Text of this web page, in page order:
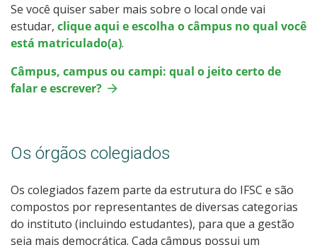
Se você quiser saber mais sobre o local onde vai
estudar, clique aqui e escolha o câmpus no qual você
está matriculado(a).
Câmpus, campus ou campi: qual o jeito certo de
falar e escrever?
Os órgãos colegiados
Os colegiados fazem parte da estrutura do IFSC e são
compostos por representantes de diversas categorias
do instituto (incluindo estudantes), para que a gestão
seja mais democrática. Cada câmpus possui um